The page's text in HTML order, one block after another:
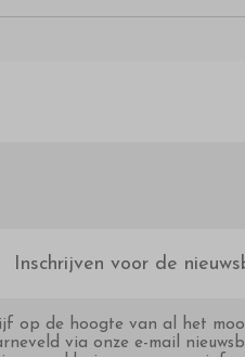
op de hoogte van al het
via onze e-mail